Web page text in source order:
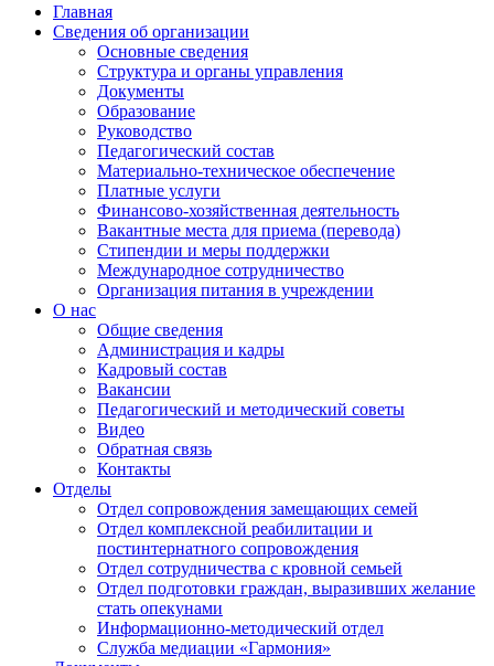
Главная
Сведения об организации
Основные сведения
Структура и органы управления
Документы
Образование
Руководство
Педагогический состав
Материально-техническое обеспечение
Платные услуги
Финансово-хозяйственная деятельность
Вакантные места для приема (перевода)
Стипендии и меры поддержки
Международное сотрудничество
Организация питания в учреждении
О нас
Общие сведения
Администрация и кадры
Кадровый состав
Вакансии
Педагогический и методический советы
Видео
Обратная связь
Контакты
Отделы
Отдел сопровождения замещающих семей
Отдел комплексной реабилитации и
постинтернатного сопровождения
Отдел сотрудничества с кровной семьей
Отдел подготовки граждан, выразивших желание
стать опекунами
Информационно-методический отдел
Служба медиации «Гармония»